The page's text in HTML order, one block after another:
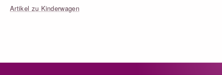
Artikel zu Kinderwagen